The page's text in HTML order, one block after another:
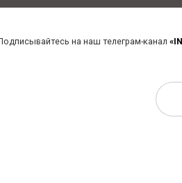
на наш телеграм-канал